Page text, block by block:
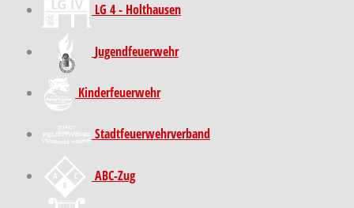
LG 4 - Holthausen
Jugendfeuerwehr
Kinder­feuer­wehr
Stadt­feuer­wehr­verband
ABC-Zug